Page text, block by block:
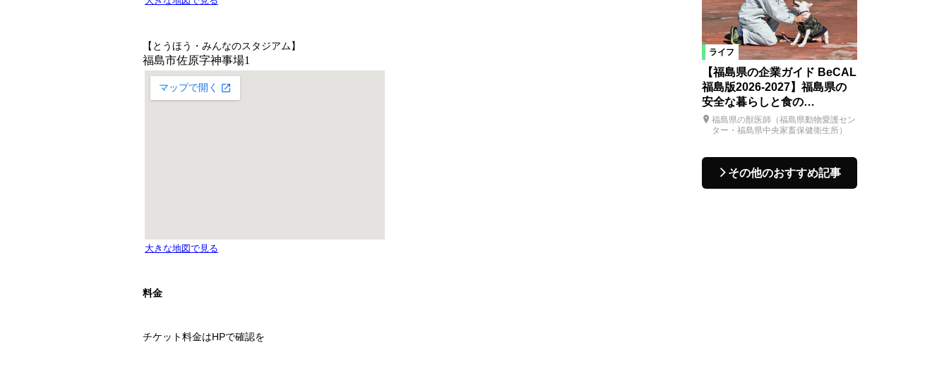
【とうほう・みんなのスタジアム】
料金
チケット料金はHPで確認を
ライフ
【福島県の企業ガイド BeCAL
福島版2026-2027】福島県の
安全な暮らしと食の…
福島県の獣医師（福島県動物愛護セン
ター・福島県中央家畜保健衛生所）
その他のおすすめ記事